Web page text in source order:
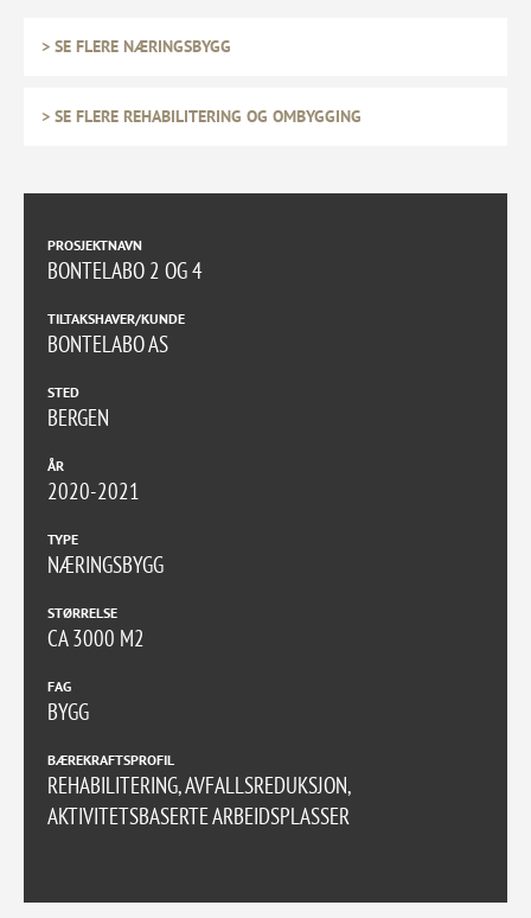
> SE FLERE NÆRINGSBYGG
> SE FLERE REHABILITERING OG OMBYGGING
PROSJEKTNAVN
BONTELABO 2 OG 4
TILTAKSHAVER/KUNDE
BONTELABO AS
STED
BERGEN
ÅR
2020-2021
TYPE
NÆRINGSBYGG
STØRRELSE
CA 3000 M2
FAG
BYGG
BÆREKRAFTSPROFIL
REHABILITERING, AVFALLSREDUKSJON,
AKTIVITETSBASERTE ARBEIDSPLASSER